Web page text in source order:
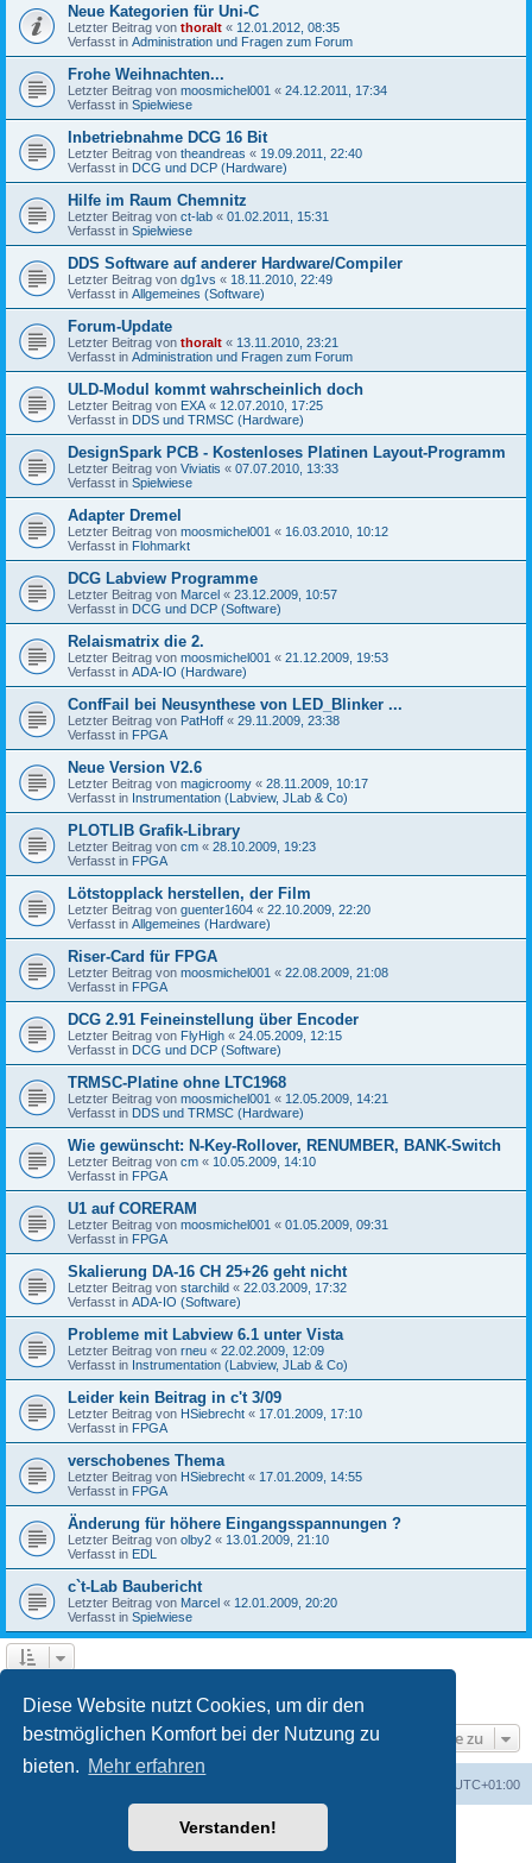
Diese Website nutzt Cookies, um dir den
bestmöglichen Komfort bei der Nutzung zu
bieten. Mehr erfahren
Verstanden!
Neue Kategorien für Uni-C
Letzter Beitrag von thoralt « 12.01.2012, 08:35
Verfasst in Administration und Fragen zum Forum
Frohe Weihnachten...
Letzter Beitrag von moosmichel001 « 24.12.2011, 17:34
Verfasst in Spielwiese
Inbetriebnahme DCG 16 Bit
Letzter Beitrag von theandreas « 19.09.2011, 22:40
Verfasst in DCG und DCP (Hardware)
Hilfe im Raum Chemnitz
Letzter Beitrag von ct-lab « 01.02.2011, 15:31
Verfasst in Spielwiese
DDS Software auf anderer Hardware/Compiler
Letzter Beitrag von dg1vs « 18.11.2010, 22:49
Verfasst in Allgemeines (Software)
Forum-Update
Letzter Beitrag von thoralt « 13.11.2010, 23:21
Verfasst in Administration und Fragen zum Forum
ULD-Modul kommt wahrscheinlich doch
Letzter Beitrag von EXA « 12.07.2010, 17:25
Verfasst in DDS und TRMSC (Hardware)
DesignSpark PCB - Kostenloses Platinen Layout-Programm
Letzter Beitrag von Viviatis « 07.07.2010, 13:33
Verfasst in Spielwiese
Adapter Dremel
Letzter Beitrag von moosmichel001 « 16.03.2010, 10:12
Verfasst in Flohmarkt
DCG Labview Programme
Letzter Beitrag von Marcel « 23.12.2009, 10:57
Verfasst in DCG und DCP (Software)
Relaismatrix die 2.
Letzter Beitrag von moosmichel001 « 21.12.2009, 19:53
Verfasst in ADA-IO (Hardware)
ConfFail bei Neusynthese von LED_Blinker ...
Letzter Beitrag von PatHoff « 29.11.2009, 23:38
Verfasst in FPGA
Neue Version V2.6
Letzter Beitrag von magicroomy « 28.11.2009, 10:17
Verfasst in Instrumentation (Labview, JLab & Co)
PLOTLIB Grafik-Library
Letzter Beitrag von cm « 28.10.2009, 19:23
Verfasst in FPGA
Lötstopplack herstellen, der Film
Letzter Beitrag von guenter1604 « 22.10.2009, 22:20
Verfasst in Allgemeines (Hardware)
Riser-Card für FPGA
Letzter Beitrag von moosmichel001 « 22.08.2009, 21:08
Verfasst in FPGA
DCG 2.91 Feineinstellung über Encoder
Letzter Beitrag von FlyHigh « 24.05.2009, 12:15
Verfasst in DCG und DCP (Software)
TRMSC-Platine ohne LTC1968
Letzter Beitrag von moosmichel001 « 12.05.2009, 14:21
Verfasst in DDS und TRMSC (Hardware)
Wie gewünscht: N-Key-Rollover, RENUMBER, BANK-Switch
Letzter Beitrag von cm « 10.05.2009, 14:10
Verfasst in FPGA
U1 auf CORERAM
Letzter Beitrag von moosmichel001 « 01.05.2009, 09:31
Verfasst in FPGA
Skalierung DA-16 CH 25+26 geht nicht
Letzter Beitrag von starchild « 22.03.2009, 17:32
Verfasst in ADA-IO (Software)
Probleme mit Labview 6.1 unter Vista
Letzter Beitrag von rneu « 22.02.2009, 12:09
Verfasst in Instrumentation (Labview, JLab & Co)
Leider kein Beitrag in c't 3/09
Letzter Beitrag von HSiebrecht « 17.01.2009, 17:10
Verfasst in FPGA
verschobenes Thema
Letzter Beitrag von HSiebrecht « 17.01.2009, 14:55
Verfasst in FPGA
Änderung für höhere Eingangsspannungen ?
Letzter Beitrag von olby2 « 13.01.2009, 21:10
Verfasst in EDL
c`t-Lab Baubericht
Letzter Beitrag von Marcel « 12.01.2009, 20:20
Verfasst in Spielwiese
Gehe zu
UTC+01:00
Powered byphpBB® Forum Software © phpBB Limited
phpBB.de